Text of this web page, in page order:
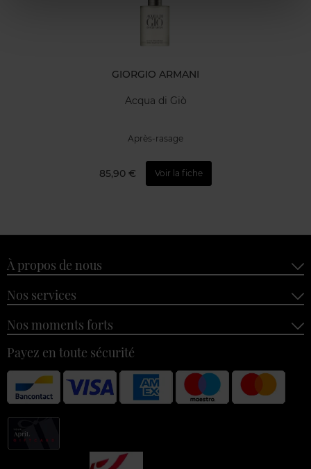
GIORGIO ARMANI
Acqua di Giò
Après-rasage
85,90 € Voir la fiche
À propos de nous
Nos services
Nos moments forts
Payez en toute sécurité